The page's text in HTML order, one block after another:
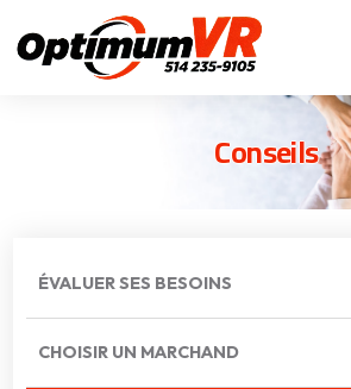
Conseils
ÉVALUER SES BESOINS
CHOISIR UN MARCHAND